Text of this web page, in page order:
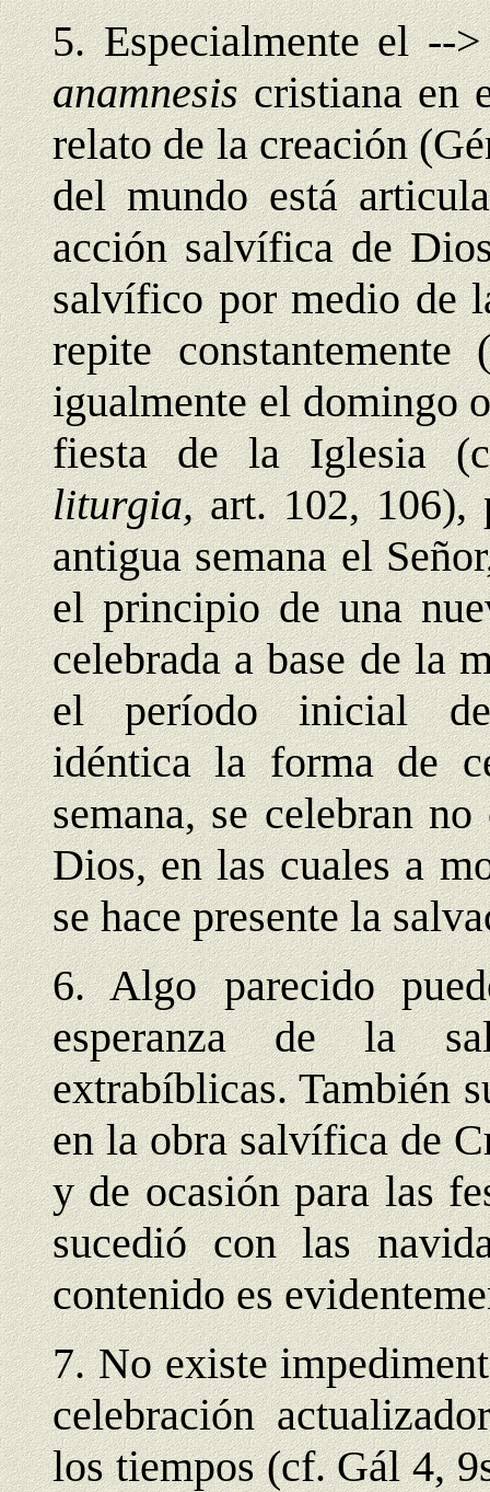
5. Especialmente el --
anamnesiscristiana en
relato de la creación
del mundo está
acción salvífica de
salvífico por medio de
repite
igualmente el domingo
fiesta de la Iglesia
liturgia,art. 102, 106),
antigua semana el
el principio de una
celebrada a base de la
el período inicial de
idéntica la forma de
semana, se celebran
Dios, en las cuales a
se hace presente la
6. Algo parecido
esperanza de la
extrabíblicas. También
en la obra salvífica de
y de ocasión para las
sucedió con las
contenido es
7. No existe
celebración
los tiempos (cf. Gál 4,